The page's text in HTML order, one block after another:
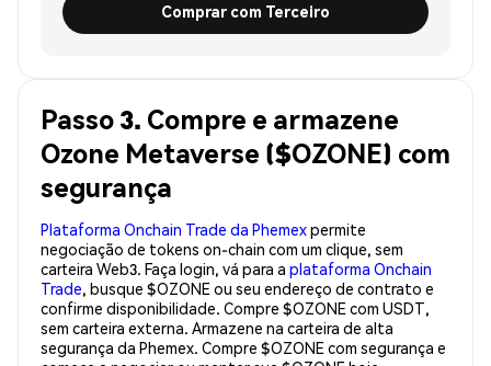
Comprar com Terceiro
Passo 3. Compre e armazene
Ozone Metaverse ($OZONE) com
segurança
Plataforma Onchain Trade da Phemexpermite
negociação de tokens on-chain com um clique, sem
carteira Web3. Faça login, vá para a plataforma Onchain
Trade, busque $OZONE ou seu endereço de contrato e
confirme disponibilidade. Compre $OZONE com USDT,
sem carteira externa. Armazene na carteira de alta
segurança da Phemex. Compre $OZONE com segurança e